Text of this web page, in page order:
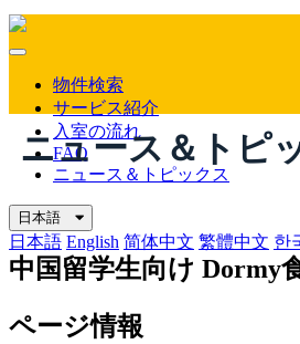
Mobile
物件検索
サービス紹介
入室の流れ
FAQ
ニュース＆トピックス
日本語
日本語 English 简体中文 繁體中文 한
ニュース＆トピ
中国留学生向け Dormy
ページ情報